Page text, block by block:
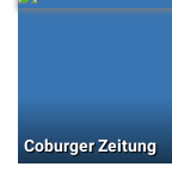
Coburger Zeitung